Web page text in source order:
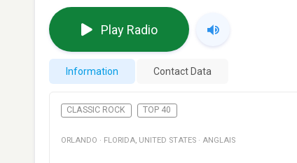
Play Radio
Information Contact Data
CLASSIC ROCK TOP 40
ORLANDO · FLORIDA, UNITED STATES · ANGLAIS